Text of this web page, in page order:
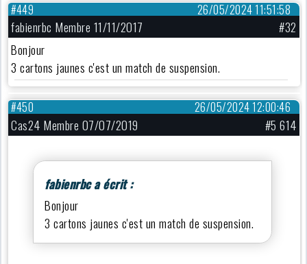
26/05/2024 11:51:58
#449
fabienrbc Membre 11/11/2017
#32
Bonjour
3 cartons jaunes c'est un match de suspension.
26/05/2024 12:00:46
#450
Cas24 Membre 07/07/2019 #5 614
fabienrbc a écrit :
Bonjour
3 cartons jaunes c'est un match de suspension.